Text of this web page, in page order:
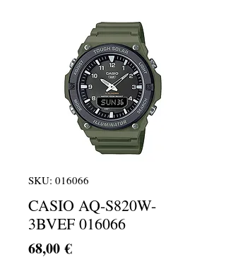
SKU: 016066
CASIO AQ-S820W-
3BVEF 016066
68,00 €Τιμή